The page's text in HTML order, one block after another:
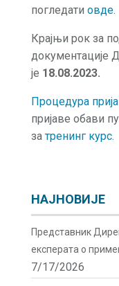
погледати овде.
Крајњи рок за
документације
је 18.08.2023.
Процедура
пријаве обави
затренинг курс.
НАЈНОВИЈЕ
Представник
експерата о
сигурности и
7/17/2026